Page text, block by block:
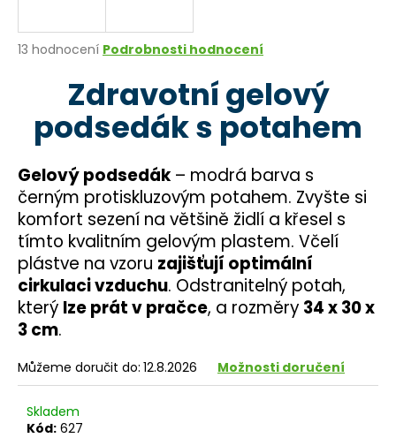
Průměrné
produktu
hvězdiček.
13 hodnocení Podrobnosti hodnocení
Zdravotní gelový
podsedák s potahem
Gelový podsedák – modrá barva s
černým protiskluzovým potahem. Zvyšte si
komfort sezení na většině židlí a křesel s
tímto kvalitním gelovým plastem. Včelí
plástve na vzoru zajišťují optimální
cirkulaci vzduchu. Odstranitelný potah,
který lze prát v pračce, a rozměry 34 x 30 x
3 cm.
Můžeme doručit do: 12.8.2026 Možnosti doručení
Skladem
Kód: 627
j
HLEDAT
D
o
p
o
r
u
u